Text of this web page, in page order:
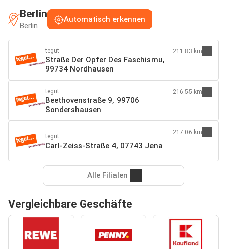
Berlin
Berlin
Automatisch erkennen
tegut
Straße Der Opfer Des Faschismu,
99734 Nordhausen
211.83 km
tegut
Beethovenstraße 9, 99706
Sondershausen
216.55 km
tegut
Carl-Zeiss-Straße 4, 07743 Jena
217.06 km
Alle Filialen
Vergleichbare Geschäfte